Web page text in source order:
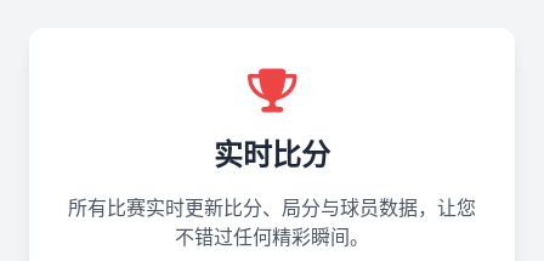
实时比分
所有比赛实时更新比分、局分与球员数据，让您
不错过任何精彩瞬间。